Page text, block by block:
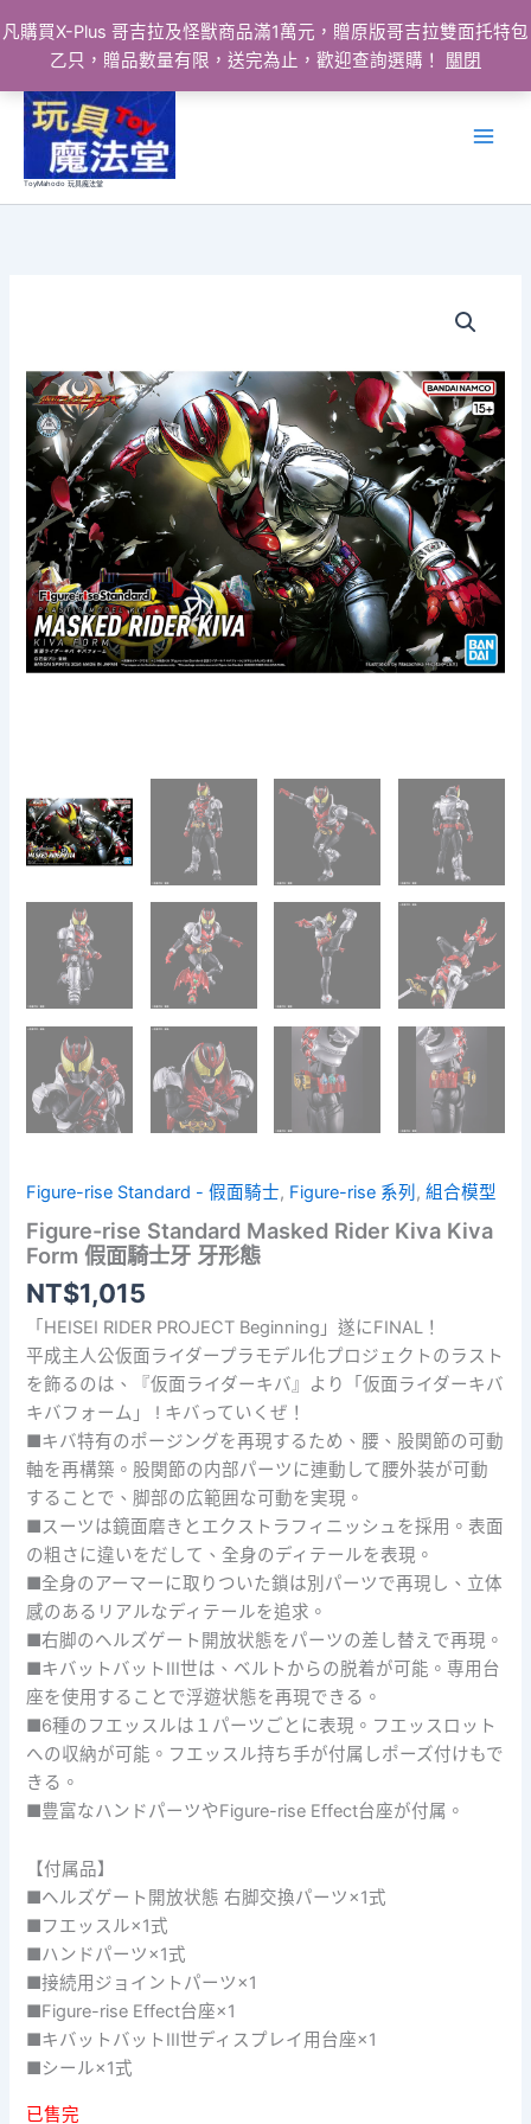
凡購買X-Plus 哥吉拉及怪獸商品滿1萬元，贈原版哥吉拉雙面托特包
乙只，贈品數量有限，送完為止，歡迎查詢選購！
關閉
ToyMahodo 玩具魔法堂
Figure-rise Standard - 假面騎士, Figure-rise 系列 ,組合模型
Figure-rise Standard Masked Rider Kiva Kiva
Form 假面騎士牙 牙形態
NT$1,015
「HEISEI RIDER PROJECT Beginning」遂にFINAL！
平成主人公仮面ライダープラモデル化プロジェクトのラスト
を飾るのは、『仮面ライダーキバ』より「仮面ライダーキバ
キバフォーム」 ! キバっていくぜ！
■キバ特有のポージングを再現するため、腰、股関節の可動
軸を再構築。股関節の内部パーツに連動して腰外装が可動
することで、脚部の広範囲な可動を実現。
■スーツは鏡面磨きとエクストラフィニッシュを採用。表面
の粗さに違いをだして、全身のディテールを表現。
■全身のアーマーに取りついた鎖は別パーツで再現し、立体
感のあるリアルなディテールを追求。
■右脚のヘルズゲート開放状態をパーツの差し替えで再現。
■キバットバットIII世は、ベルトからの脱着が可能。専用台
座を使用することで浮遊状態を再現できる。
■6種のフエッスルは１パーツごとに表現。フエッスロット
への収納が可能。フエッスル持ち手が付属しポーズ付けもで
きる。
■豊富なハンドパーツやFigure-rise Effect台座が付属。
【付属品】
■ヘルズゲート開放状態 右脚交換パーツ×1式
■フエッスル×1式
■ハンドパーツ×1式
■接続用ジョイントパーツ×1
■Figure-rise Effect台座×1
■キバットバットIII世ディスプレイ用台座×1
■シール×1式
已售完